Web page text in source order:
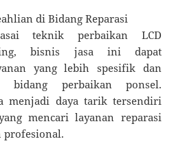
di Bidang Reparasi
teknik perbaikan LCD
bisnis jasa ini dapat
yang lebih spesifik dan
bidang perbaikan ponsel.
menjadi daya tarik tersendiri
mencari layanan reparasi
profesional.